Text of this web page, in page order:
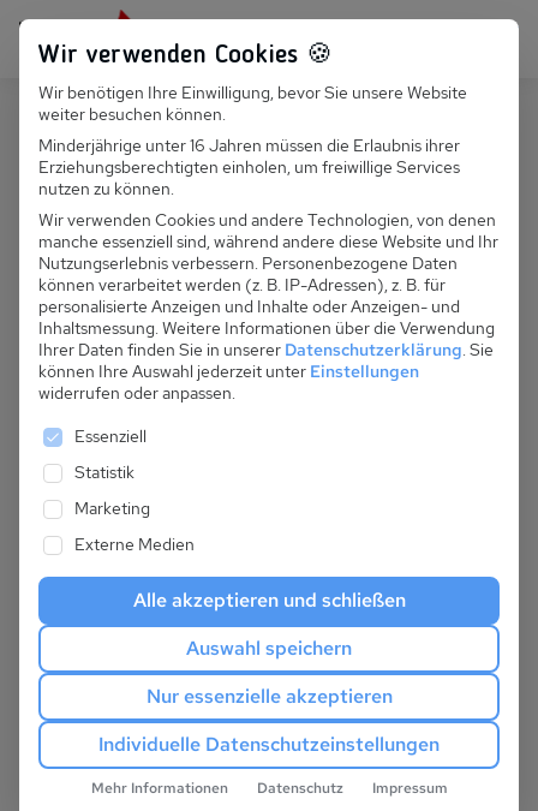
Persönlich für dich da: +49 251 899 050
Suchfeld
Suchen
CH 310.014 - Chalet Föhre
Wir verwenden Cookies 🍪
Wir benötigen Ihre Einwilligung, bevor Sie unsere Website
weiter besuchen können.
Minderjährige unter 16 Jahren müssen die Erlaubnis ihrer
Erziehungsberechtigten einholen, um freiwillige Services
nutzen zu können.
Wir verwenden Cookies und andere Technologien, von denen
manche essenziell sind, während andere diese Website und Ihr
Nutzungserlebnis verbessern. Personenbezogene Daten
können verarbeitet werden (z. B. IP-Adressen), z. B. für
personalisierte Anzeigen und Inhalte oder Anzeigen- und
Inhaltsmessung. Weitere Informationen über die Verwendung
Ihrer Daten finden Sie in unserer Datenschutzerklärung. Sie
können Ihre Auswahl jederzeit unter Einstellungen
widerrufen oder anpassen.
Es folgt eine Liste der Service-Gruppen, für die
Essenziell
Statistik
Marketing
Externe Medien
Alle akzeptieren und schließen
Auswahl speichern
Nur essenzielle akzeptieren
Individuelle Datenschutzeinstellungen
Mehr Informationen Datenschutz Impressum